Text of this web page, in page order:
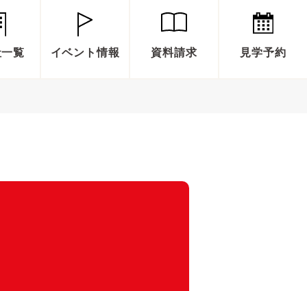
覧 イベント情報 資料請求 見学予約